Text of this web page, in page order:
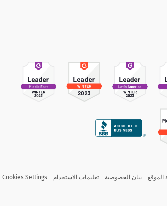
بيان الخصوصية تعليمات الاستخدام Cookies Settings